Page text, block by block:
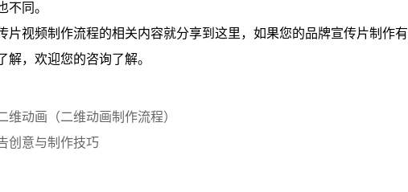
不同。
片视频制作流程的相关内容就分享到这里，如果您的品牌宣传片制作
解，欢迎您的咨询了解。
维动画（二维动画制作流程）
创意与制作技巧